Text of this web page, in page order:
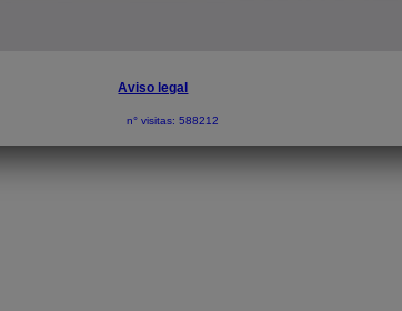
Aviso legal
n° visitas: 588212